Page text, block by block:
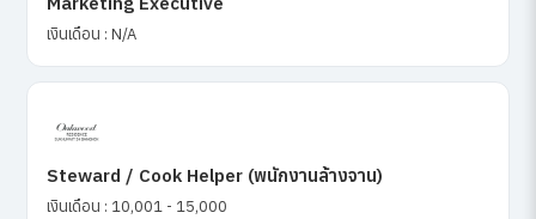
เงินเดือน : N/A
Steward / Cook Helper (พนักงานล้างจาน)
เงินเดือน : 10,001 - 15,000